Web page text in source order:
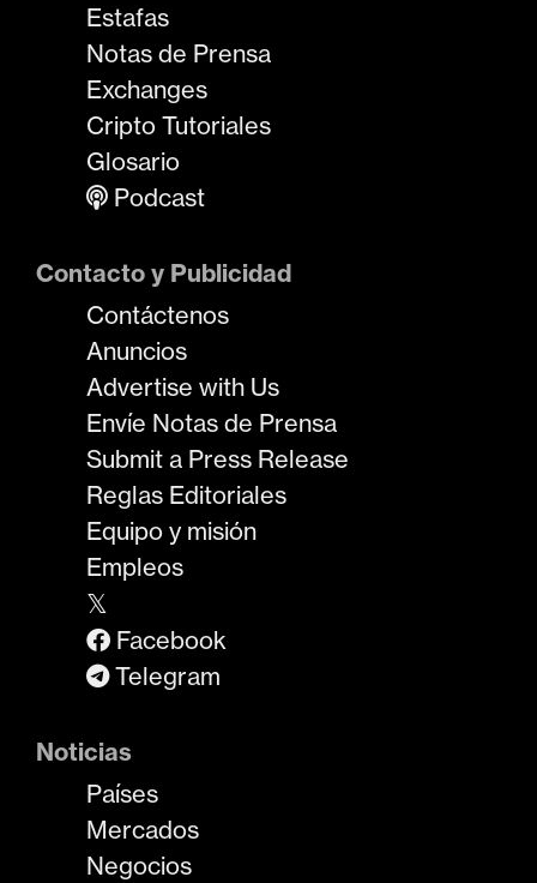
Estafas
Notas de Prensa
Exchanges
Cripto Tutoriales
Glosario
Podcast
Contacto y Publicidad
Contáctenos
Anuncios
Advertise with Us
Envíe Notas de Prensa
Submit a Press Release
Reglas Editoriales
Equipo y misión
Empleos
𝕏
Facebook
Telegram
Noticias
Países
Mercados
Negocios